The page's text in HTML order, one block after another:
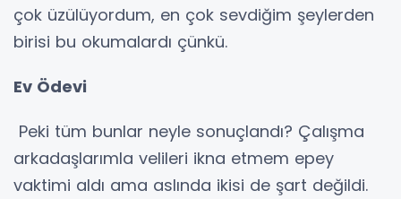
çok üzülüyordum, en çok sevdiğim şeylerden
birisi bu okumalardı çünkü.
Ev Ödevi
Peki tüm bunlar neyle sonuçlandı? Çalışma
arkadaşlarımla velileri ikna etmem epey
vaktimi aldı ama aslında ikisi de şart değildi.